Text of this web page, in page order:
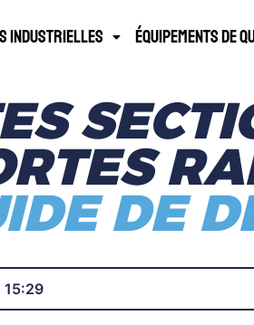
industrielles Équipements de
DE
15:29